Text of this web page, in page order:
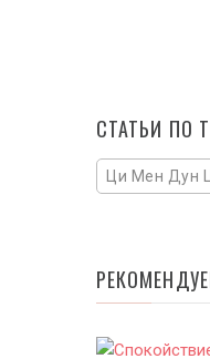
СТАТЬИ ПО
Ци Мен Дун